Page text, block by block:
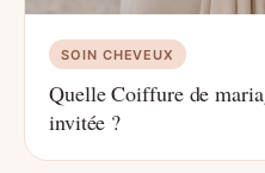
SOIN CHEVEUX
Quelle Coiffure de
invitée ?